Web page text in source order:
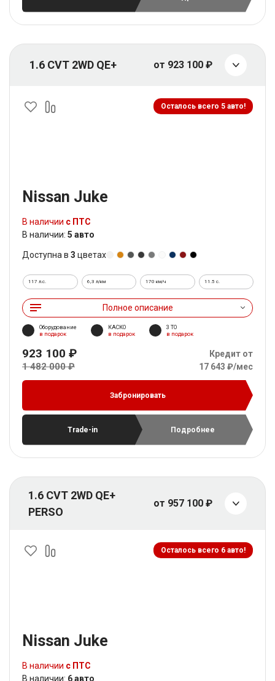
1.6 CVT 2WD QE+ от 923 100 ₽
Осталось всего 5 авто!
Nissan Juke
В наличии с ПТС
В наличии: 5 авто
Доступна в 3 цветах
117 л.с. 6,3 л/км 170 км/ч 11.5 c.
Полное описание
Оборудование
в подарок
КАСКО
в подарок
3 ТО
в подарок
923 100 ₽
1 482 000 ₽
Кредит от
17 643 ₽/мес
Забронировать
Trade-in Подробнее
1.6 CVT 2WD QE+
PERSO
от 957 100 ₽
Осталось всего 6 авто!
Nissan Juke
В наличии с ПТС
В наличии: 6 авто